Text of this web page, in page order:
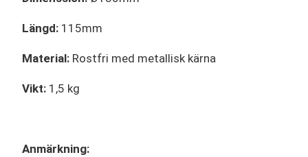
Längd: 115mm
Material: Rostfri med metallisk kärna
Vikt: 1,5 kg
Anmärkning: